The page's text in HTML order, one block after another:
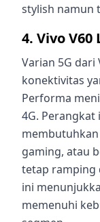
stylish namun
4. Vivo V60
Varian 5G dari
konektivitas
Performa
4G. Perangkat
gaming, atau
tetap ramping
ini
memenuhi